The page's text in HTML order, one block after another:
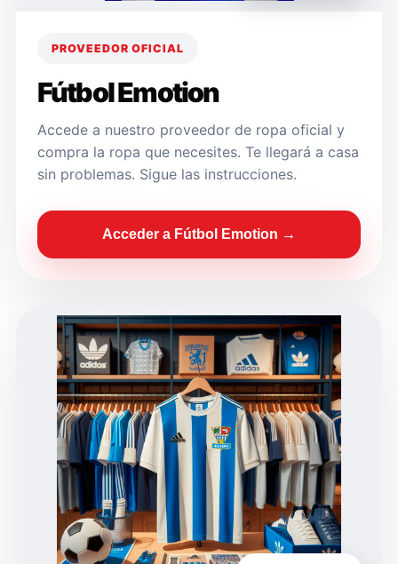
PROVEEDOR OFICIAL
Fútbol Emotion
Accede a nuestro proveedor de ropa oficial y
compra la ropa que necesites. Te llegará a casa
sin problemas. Sigue las instrucciones.
Acceder a Fútbol Emotion →